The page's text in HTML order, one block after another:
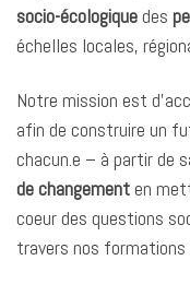
o
I
p
p
socio-écologiquedes
échelles locales,
Notre mission est
afin de construire un
chacun.e – à partir de
de changementen
coeur des questions
travers nos formations